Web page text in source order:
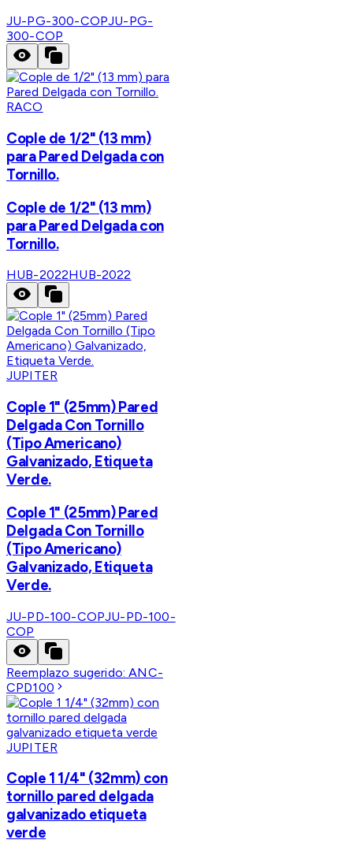
JU-PG-300-COPJU-PG-
300-COP
RACO
Cople de 1/2" (13 mm)
para Pared Delgada con
Tornillo.
Cople de 1/2" (13 mm)
para Pared Delgada con
Tornillo.
HUB-2022HUB-2022
JUPITER
Cople 1" (25mm) Pared
Delgada Con Tornillo
(Tipo Americano)
Galvanizado, Etiqueta
Verde.
Cople 1" (25mm) Pared
Delgada Con Tornillo
(Tipo Americano)
Galvanizado, Etiqueta
Verde.
JU-PD-100-COPJU-PD-100-
COP
Reemplazo sugerido:ANC-
CPD100
JUPITER
Cople 1 1/4" (32mm) con
tornillo pared delgada
galvanizado etiqueta
verde